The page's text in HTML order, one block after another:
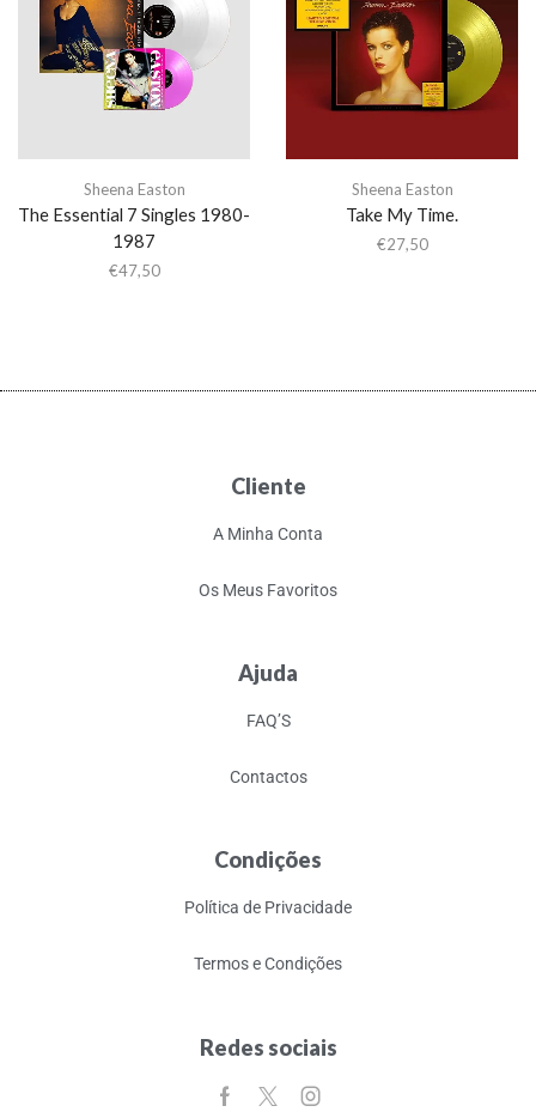
Sheena Easton
The Essential 7 Singles 1980-
1987
€47,50
Sheena Easton
Take My Time.
€27,50
Cliente
A Minha Conta
Os Meus Favoritos
Ajuda
FAQ’S
Contactos
Condições
Política de Privacidade
Termos e Condições
Redes sociais